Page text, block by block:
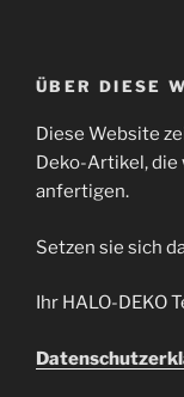
ÜBER DIESE
Diese Website
Deko-Artikel, die
anfertigen.
Setzen sie sich
Ihr HALO-DEKO